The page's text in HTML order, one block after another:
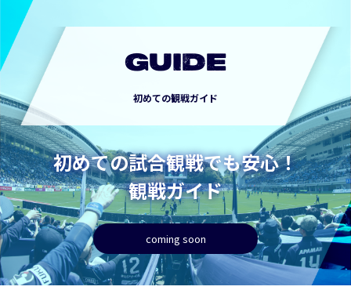
GUIDE
初めての観戦ガイド
初めての試合観戦でも安心！
観戦ガイド
coming soon